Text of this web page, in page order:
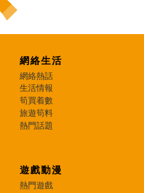
網絡生活
網絡熱話
生活情報
筍買着數
旅遊筍料
熱門話題
遊戲動漫
熱門遊戲